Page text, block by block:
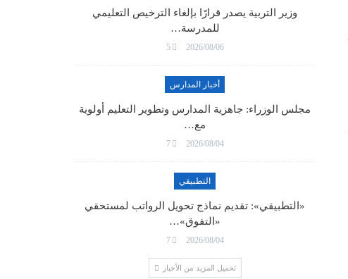
وزير التربية يصدر قرارًا بإلغاء الترخيص التعليمي
للمدرسة…
2026/08/06
5
أخبار المدارس
مجلس الوزراء: جاهزية المدارس وتطوير التعليم أولوية
مع…
2026/08/04
7
التطبيقي
«التطبيقي»: تقديم نماذج تحويل الرواتب لمستحقي
«التفوق»…
2026/08/04
7
تحميل المزيد من الأخبار